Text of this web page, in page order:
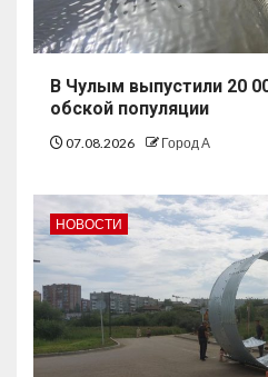
В Чулым выпустили 20
обской популяции
07.08.2026 Город А
НОВОСТИ